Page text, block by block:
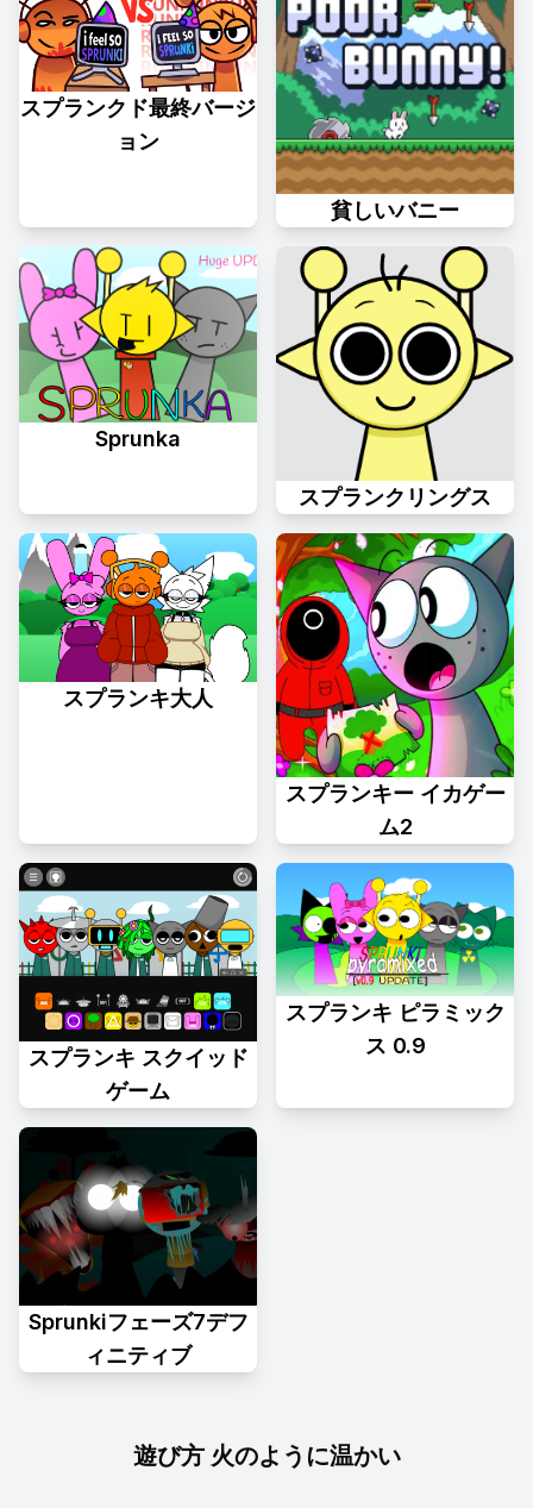
スプランクド最終バージ
ョン
貧しいバニー
Sprunka
スプランクリングス
スプランキ大人
スプランキー イカゲー
ム2
スプランキ スクイッド
ゲーム
スプランキ ピラミック
ス 0.9
Sprunkiフェーズ7デフ
ィニティブ
遊び方 火のように温かい